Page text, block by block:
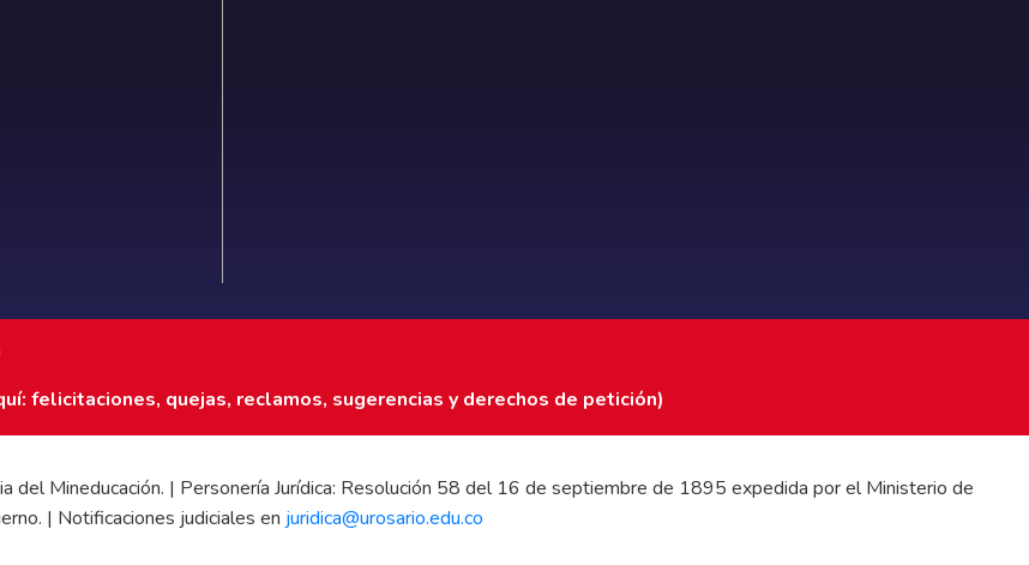
felicitaciones, quejas, reclamos, sugerencias y derechos de petición)
del Mineducación. | Personería Jurídica: Resolución 58 del 16 de septiembre de 1895 expedida por el Ministerio de
| Notificaciones judiciales en juridica@urosario.edu.co